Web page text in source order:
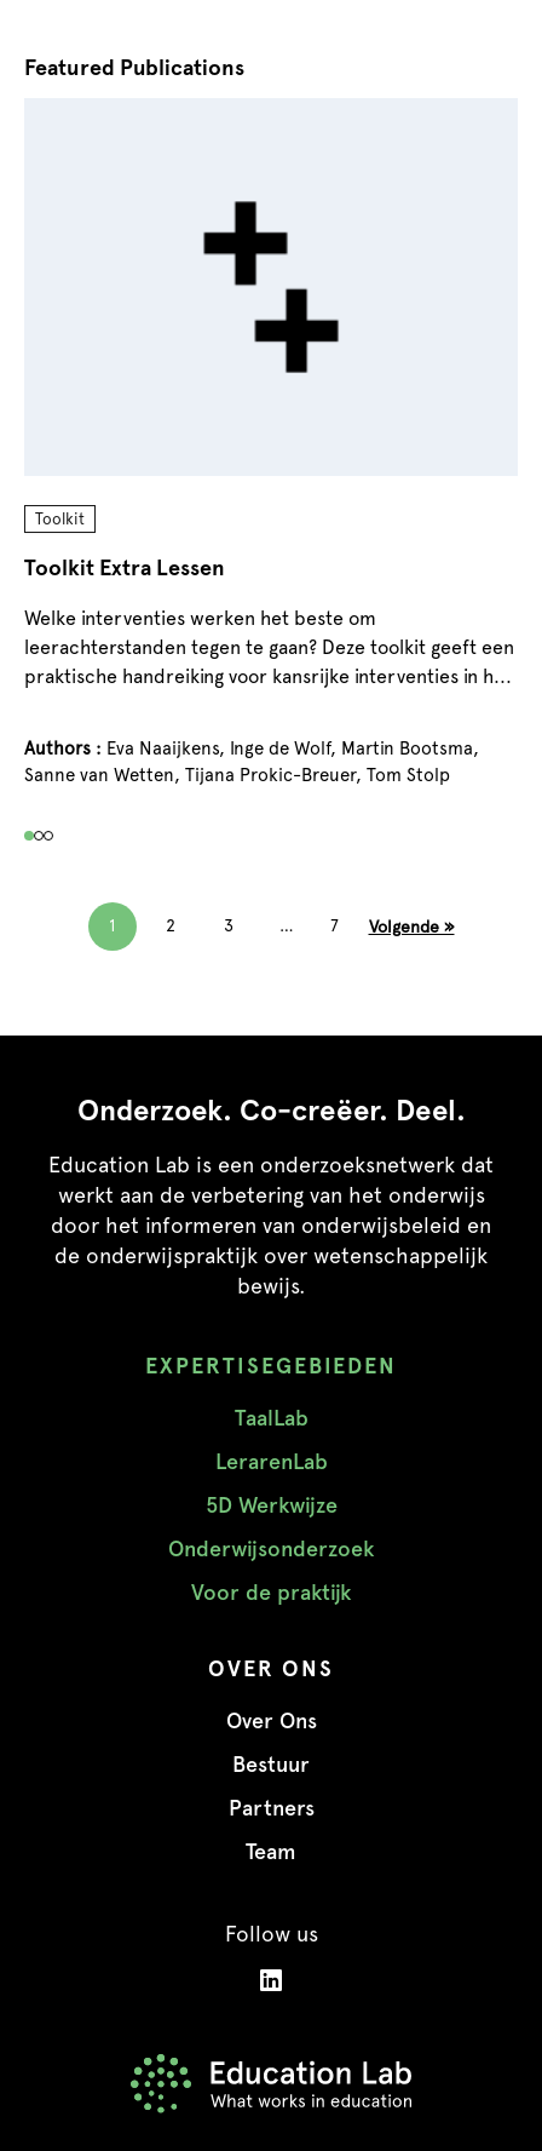
Featured Publications
Toolkit
Toolkit Extra Lessen
Welke interventies werken het beste om
leerachterstanden tegen te gaan? Deze toolkit geeft een
praktische handreiking voor kansrijke interventies in h...
Authors : Eva Naaijkens, Inge de Wolf, Martin Bootsma,
Sanne van Wetten, Tijana Prokic-Breuer, Tom Stolp
1 2 3 … 7 Volgende »
Onderzoek. Co-creëer. Deel.
Education Lab is een onderzoeksnetwerk dat
werkt aan de verbetering van het onderwijs
door het informeren van onderwijsbeleid en
de onderwijspraktijk over wetenschappelijk
bewijs.
EXPERTISEGEBIEDEN
TaalLab
LerarenLab
5D Werkwijze
Onderwijsonderzoek
Voor de praktijk
OVER ONS
Over Ons
Bestuur
Partners
Team
Follow us